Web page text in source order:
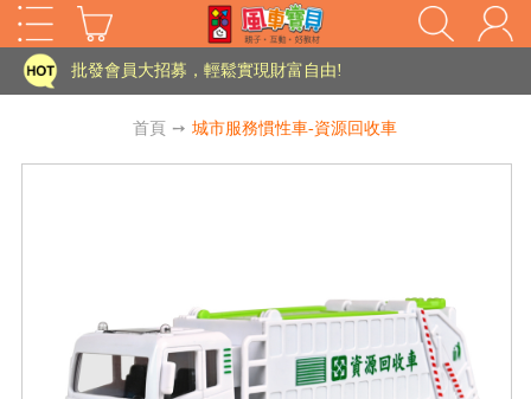
家長樂了!「風車書版集團暨FOOD超人企業總部」目前正興建中!
批發會員大招募，輕鬆實現財富自由!
老師您好!!幼教會員火熱招募中~
批發會員大招募，輕鬆實現財富自由!
首頁 ➙ 城市服務慣性車-資源回收車